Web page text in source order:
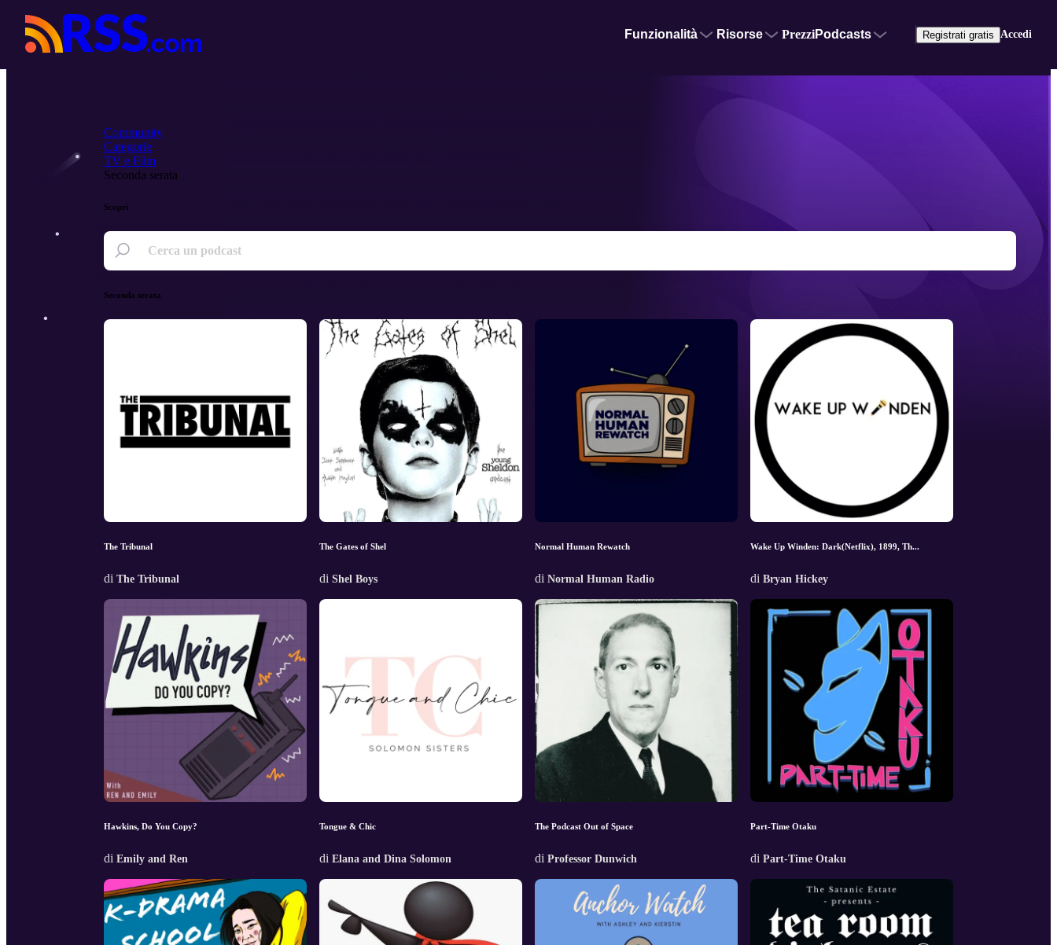
Funzionalità Risorse PrezziPodcasts Registrati gratis Accedi
Community
Categorie
TV e Film
Seconda serata
Scopri
Seconda serata
The Tribunal
di The Tribunal
The Gates of Shel
di Shel Boys
Normal Human Rewatch
di Normal Human Radio
Wake Up Winden: Dark(Netflix), 1899, Th...
di Bryan Hickey
Hawkins, Do You Copy?
di Emily and Ren
Tongue & Chic
di Elana and Dina Solomon
The Podcast Out of Space
di Professor Dunwich
Part-Time Otaku
di Part-Time Otaku